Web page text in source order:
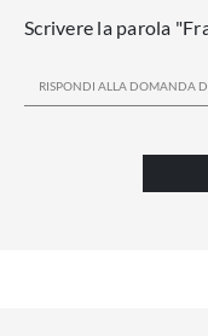
Scrivere la parola